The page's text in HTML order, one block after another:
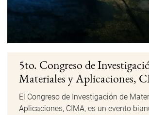
5to. Congreso de
Materiales y Aplicaciones,
El Congreso de Investigación de
Aplicaciones, CIMA, es un evento